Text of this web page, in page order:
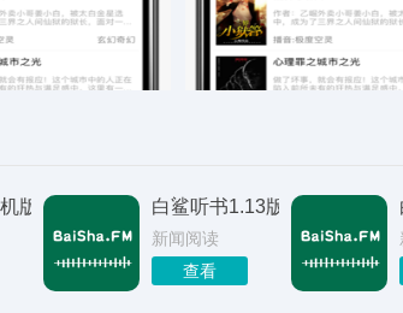
版 白鲨听书1.13版
新闻阅读
查看